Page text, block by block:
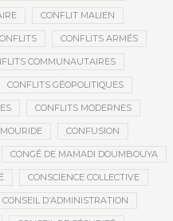
CONFLIT MALIEN
CONFLITS ARMÉS
COMMUNAUTAIRES
CONFLITS GÉOPOLITIQUES
CONFLITS MODERNES
CONFUSION
CONGÉ DE MAMADI DOUMBOUYA
CONSCIENCE COLLECTIVE
CONSEIL D’ADMINISTRATION